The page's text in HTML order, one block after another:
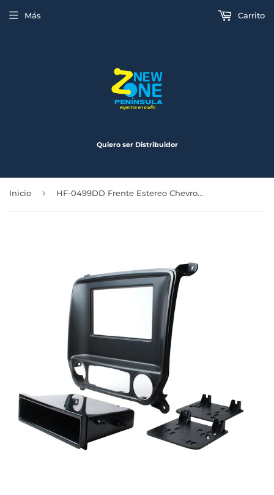
Quiero ser Distribuidor
Más Carrito
Inicio › HF-0499DD Frente Estereo Chevrolet Silverado 14-16